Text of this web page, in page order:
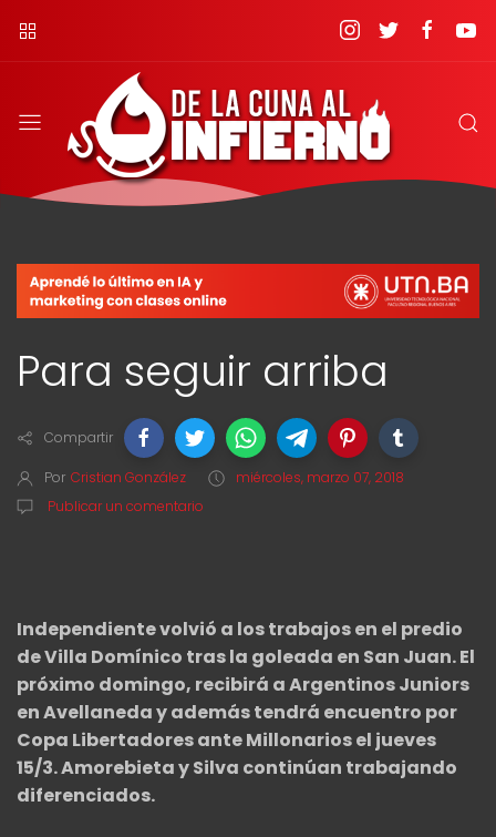
Para seguir arriba
Compartir
Por Cristian González
miércoles, marzo 07, 2018
Publicar un comentario
Independiente volvió a los trabajos en el predio
de Villa Domínico tras la goleada en San Juan. El
próximo domingo, recibirá a Argentinos Juniors
en Avellaneda y además tendrá encuentro por
Copa Libertadores ante Millonarios el jueves
15/3. Amorebieta y Silva continúan trabajando
diferenciados.